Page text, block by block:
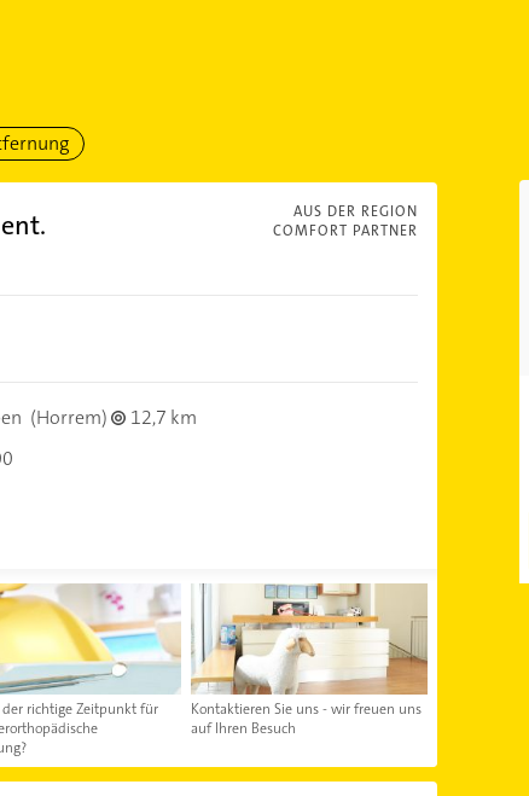
AUS DER REGION
COMFORT PARTNER
(Horrem)
12,7 km
richtige Zeitpunkt für
Kontaktieren Sie uns - wir freuen uns
auf Ihren Besuch